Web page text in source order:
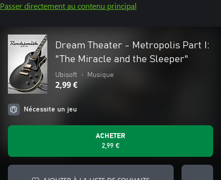
Passer directement au contenu principal
Dream Theater - Metropolis Part I:
"The Miracle and the Sleeper"
Ubisoft • Musique
2,99 €
Nécessite un jeu
ACHETER
2,99 €